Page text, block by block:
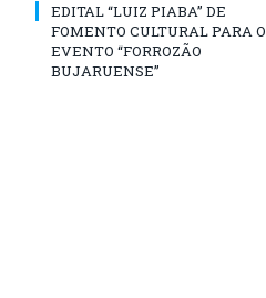
EDITAL “LUIZ PIABA” DE
FOMENTO CULTURAL PARA O
EVENTO “FORROZÃO
BUJARUENSE”